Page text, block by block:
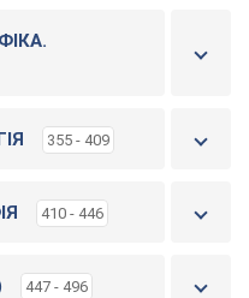
355 - 409
410 - 446
447 - 496